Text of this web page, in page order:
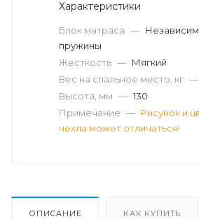
Характеристики
Блок матраса —
пружины
Жесткость — Мягкий
Вес на спальное место, кг —
Высота, мм — 130
Примечание — Рисунок и
чехла может отличаться!
ОПИСАНИЕ КАК КУПИТЬ